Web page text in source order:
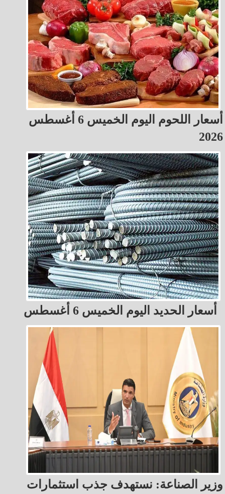
أسعار اللحوم اليوم الخميس 6 أغسطس
2026
أسعار الحديد اليوم الخميس 6 أغسطس
وزير الصناعة: نستهدف جذب استثمارات